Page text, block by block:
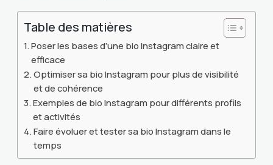
Table des matières
Poser les bases d’une bio Instagram claire et
efficace
Optimiser sa bio Instagram pour plus de visibilité
et de cohérence
Exemples de bio Instagram pour différents profils
et activités
Faire évoluer et tester sa bio Instagram dans le
temps